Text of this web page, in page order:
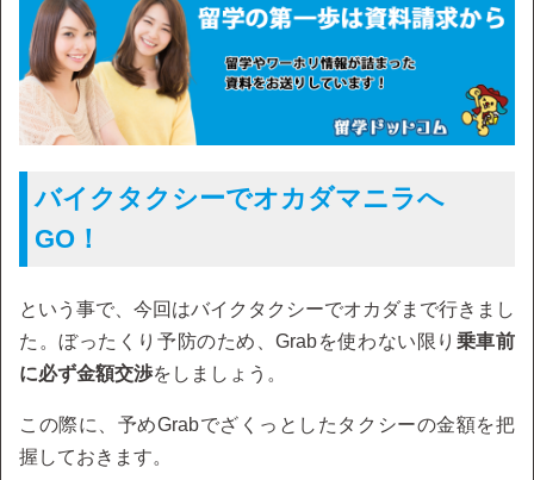
バイクタクシーでオカダマニラへ
GO！
という事で、今回はバイクタクシーでオカダまで行きまし
た。ぼったくり予防のため、Grabを使わない限り 乗車前
に必ず金額交渉をしましょう。
この際に、予めGrabでざくっとしたタクシーの金額を把
握しておきます。